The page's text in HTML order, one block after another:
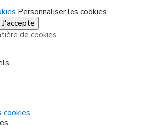
Personnaliser les cookies
J'accepte
de cookies
cookies